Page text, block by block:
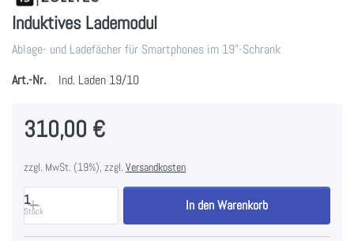
Induktives Lademodul
Ablage- und Ladefächer für Smartphones im 19"-Schrank
Art.-Nr.
Ind. Laden 19/10
310,00 €
zzgl. MwSt. (19%), zzgl. Versandkosten
1
Stück In den Warenkorb